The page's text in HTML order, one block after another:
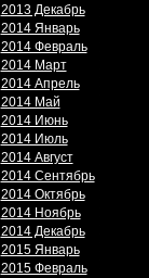
2013 Декабрь
2014 Январь
2014 Февраль
2014 Март
2014 Апрель
2014 Май
2014 Июнь
2014 Июль
2014 Август
2014 Сентябрь
2014 Октябрь
2014 Ноябрь
2014 Декабрь
2015 Январь
2015 Февраль